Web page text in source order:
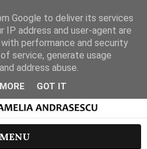
MENU
Google to deliver its services
IP address and user-agent are
performance and security
service, generate usage
address abuse.
GOT IT